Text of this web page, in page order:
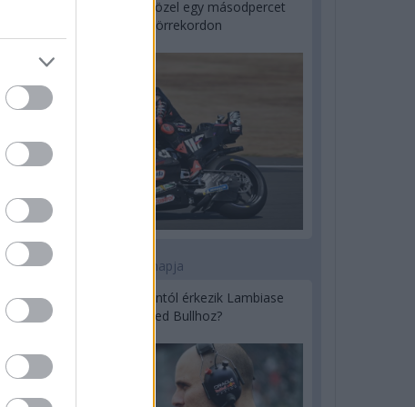
MotoGP: Bezzecchi közel egy másodpercet
javított a körrekordon
1 napja
Sajtó: Az Aston Martintól érkezik Lambiase
utódja a Red Bullhoz?